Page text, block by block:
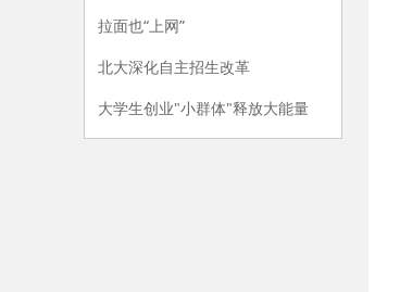
拉面也“上网”
北大深化自主招生改革
大学生创业"小群体"释放大能量